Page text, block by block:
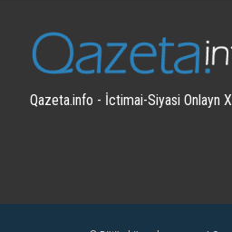
Qazeta.info - İctimai-Siyasi Onlayn